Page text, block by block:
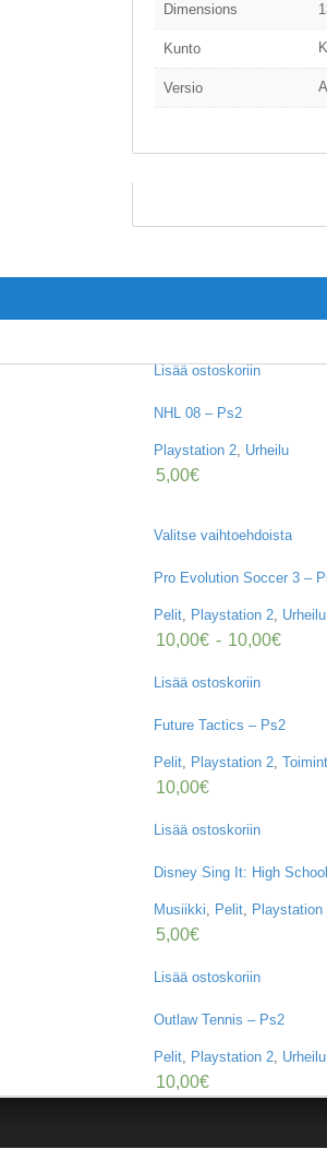
Dimensions
Kunto
Versio
Lisää ostoskoriin
NHL 08 – Ps2
Playstation 2, Urheilu
5,00€
Valitse vaihtoehdoista
Pro Evolution Soccer 3 –
Pelit, Playstation 2, Urheilu
10,00€ - 10,00€
Lisää ostoskoriin
Future Tactics – Ps2
Pelit, Playstation 2,
10,00€
Lisää ostoskoriin
Disney Sing It: High
Musiikki, Pelit, Playstation
5,00€
Lisää ostoskoriin
Outlaw Tennis – Ps2
Pelit, Playstation 2, Urheilu
10,00€